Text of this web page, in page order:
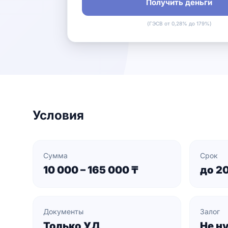
Получить деньги
(ГЭСВ от 0,28% до 179%)
Условия
Сумма
10 000 – 165 000 ₸
Срок
до
Документы Залог